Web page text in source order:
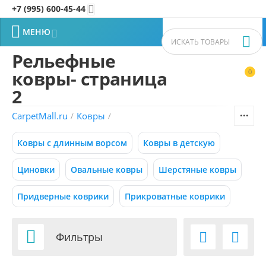
+7 (995) 600-45-44 
0


 МЕНЮ
Фильтры товаров
Цена
Р –
0 800000
Размер (м)
Рельефные
ковры- страница
2
CarpetMall.ru / Ковры /
Ковры с длинным ворсом Ковры в детскую
Циновки Овальные ковры Шерстяные ковры
Придверные коврики Прикроватные коврики
 Фильтры  